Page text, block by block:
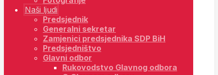
Naši ljudi
Predsjednik
Generalni sekretar
Zamjenici predsjednika SDP BiH
Predsjedništvo
Glavni odbor
Rukovodstvo Glavnog odbora